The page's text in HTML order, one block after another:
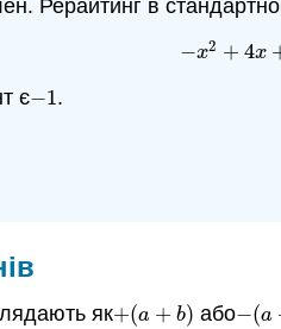
Рерайтинг в
−x2 + 4x
−x2+4 x+
є−1
−1.
як+(a + b)
+(a+b ) або−(a
−(a+